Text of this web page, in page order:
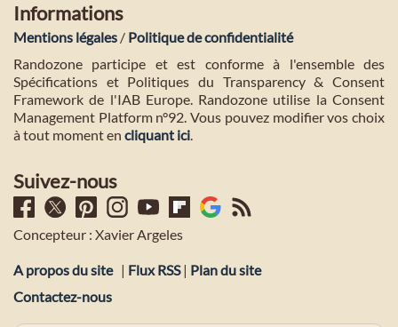
Informations
Mentions légales / Politique de confidentialité
Randozone participe et est conforme à l'ensemble des
Spécifications et Politiques du Transparency & Consent
Framework de l'IAB Europe. Randozone utilise la Consent
Management Platform n°92. Vous pouvez modifier vos choix
à tout moment en cliquant ici.
Suivez-nous
Concepteur : Xavier Argeles
A propos du site | Flux RSS| Plan du site
Contactez-nous